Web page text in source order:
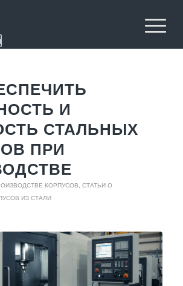
И
СТАЛЬНЫХ
ПРИ
КОРПУСОВ СТАТЬИ О
ИЗ СТАЛИ